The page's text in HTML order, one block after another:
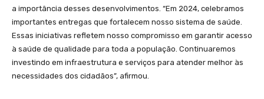
a importância desses desenvolvimentos. “Em 2024, celebramos
importantes entregas que fortalecem nosso sistema de saúde.
Essas iniciativas refletem nosso compromisso em garantir acesso
à saúde de qualidade para toda a população. Continuaremos
investindo em infraestrutura e serviços para atender melhor às
necessidades dos cidadãos”, afirmou.